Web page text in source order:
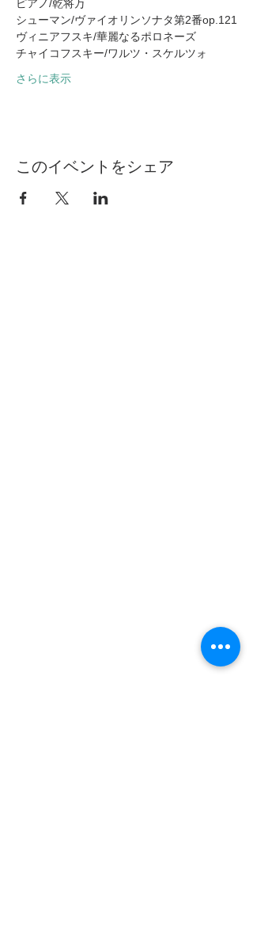
ピアノ/乾将万
シューマン/ヴァイオリンソナタ第2番op.121
ヴィニアフスキ/華麗なるポロネーズ
チャイコフスキー/ワルツ・スケルツォ
さらに表示
このイベントをシェア